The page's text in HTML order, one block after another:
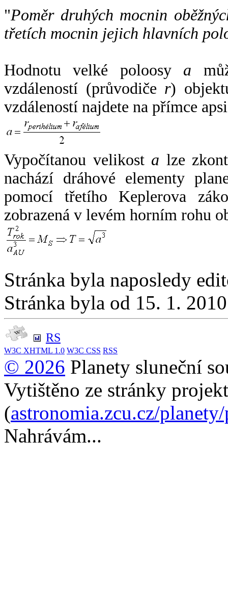
"Poměr druhých mocnin
třetích mocnin jejich hlavních
Hodnotu velké poloosy a
vzdáleností (průvodiče r)
vzdáleností najdete na přímce
Vypočítanou velikost a lze
nachází dráhové elementy
pomocí třetího Keplerova
zobrazená v levém horním rohu
Stránka byla naposledy
Stránka byla od 15. 1.
RS
W3C XHTML 1.0 W3C CSS RSS
© 2026 Planety sluneční
Vytištěno ze stránky
(astronomia.zcu.cz/
Nahrávám...